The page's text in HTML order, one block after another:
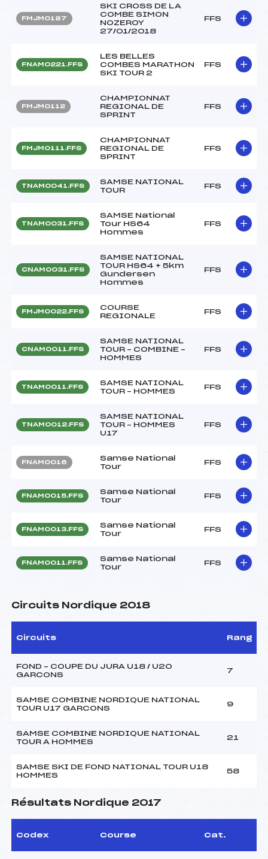
FMJM0187
SKI CROSS DE LA
COMBE SIMON
NOZEROY
27/01/2018
FFS
FNAM0221.FFS
LES BELLES
COMBES MARATHON
SKI TOUR 2
FFS
FMJM0112
CHAMPIONNAT
REGIONAL DE
SPRINT
FFS
FMJM0111.FFS
CHAMPIONNAT
REGIONAL DE
SPRINT
FFS
TNAM0041.FFS
SAMSE NATIONAL
TOUR
FFS
TNAM0031.FFS
SAMSE National
Tour HS64
Hommes
FFS
CNAM0031.FFS
SAMSE NATIONAL
TOUR HS64 + 5km
Gundersen
Hommes
FFS
FMJM0022.FFS
COURSE
REGIONALE
FFS
CNAM0011.FFS
SAMSE NATIONAL
TOUR – COMBINE –
HOMMES
FFS
TNAM0011.FFS
SAMSE NATIONAL
TOUR – HOMMES
FFS
TNAM0012.FFS
SAMSE NATIONAL
TOUR – HOMMES
U17
FFS
FNAM0016
Samse National
Tour
FFS
FNAM0015.FFS
Samse National
Tour
FFS
FNAM0013.FFS
Samse National
Tour
FFS
FNAM0011.FFS
Samse National
Tour
FFS
Circuits Nordique 2018
Circuits Rang
FOND – COUPE DU JURA U18 / U20
GARCONS
7
SAMSE COMBINE NORDIQUE NATIONAL
TOUR U17 GARCONS
9
SAMSE COMBINE NORDIQUE NATIONAL
TOUR A HOMMES
21
SAMSE SKI DE FOND NATIONAL TOUR U18
HOMMES
58
Résultats Nordique 2017
Codex Course Cat.